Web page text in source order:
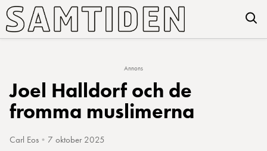
Annons
Joel Halldorf och de
fromma muslimerna
Carl Eos • 7 oktober 2025